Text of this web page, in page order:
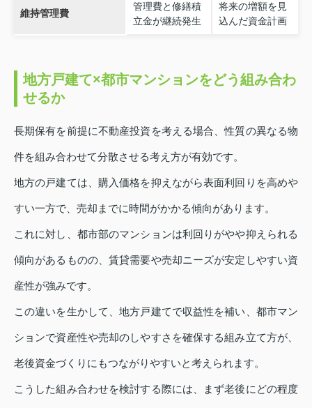
維持管理費
管理費と修繕積
立金が継続発生
将来の増額を見
込んだ資金計画
地方戸建て×都市マンションをどう組み合わ
せるか
長期保有を前提に不動産投資を考える場合、性質の異なる物
件を組み合わせて分散させる考え方が有効です。
地方の戸建ては、購入価格を抑えながら表面利回りを高めや
すい一方で、売却までに時間がかかる傾向があります。
これに対し、都市部のマンションは利回りがやや抑えられる
傾向があるものの、賃貸需要や売却ニーズが安定しやすい資
産性が強みです。
この違いを生かして、地方戸建てで収益性を補い、都市マン
ションで資産性や売却のしやすさを確保する組み立て方が、
老後資金づくりにもつながりやすいと考えられます。
こうした組み合わせを検討する際には、まず老後にどの程度